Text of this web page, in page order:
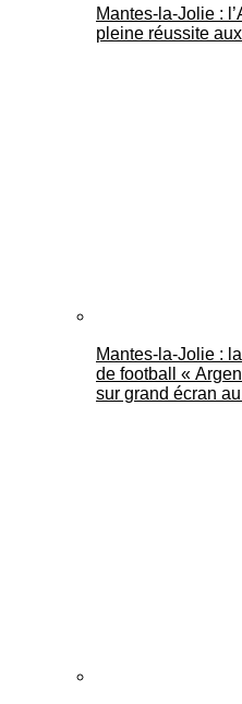
Mantes-la-Jolie :
pleine réussite
Mantes-la-Jolie :
de football «
sur grand écran